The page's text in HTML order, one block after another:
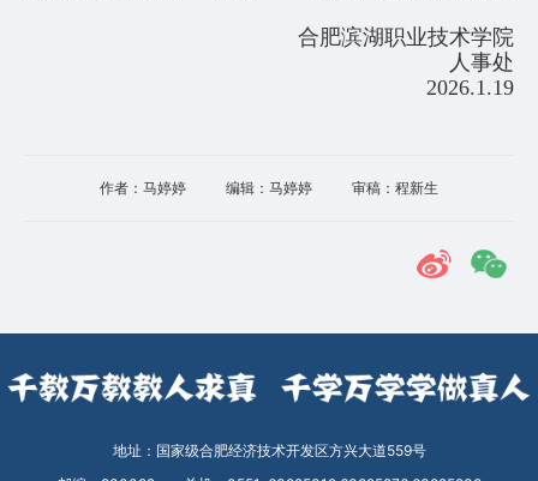
合肥滨湖职业技术学院
人事处
2026.1.19
作者：马婷婷 编辑：马婷婷 审稿：程新生
地址：国家级合肥经济技术开发区方兴大道559号